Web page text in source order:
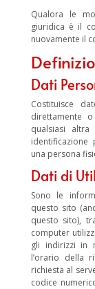
Qualora le
giuridica è il
nuovamente il
Dati
Costituisce
direttamente
qualsiasi
una persona
Dati di
Sono le
questo sito
questo sito),
computer
gli indirizzi in
l’orario della
richiesta al
codice